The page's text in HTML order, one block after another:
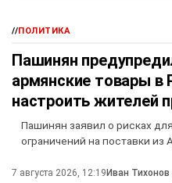
//ПОЛИТИКА
Пашинян
армянские товары в
настроить жителей
Пашинян заявил о рисках
ограничений на поставки из
7 августа 2026, 12:19 Иван Тихонов